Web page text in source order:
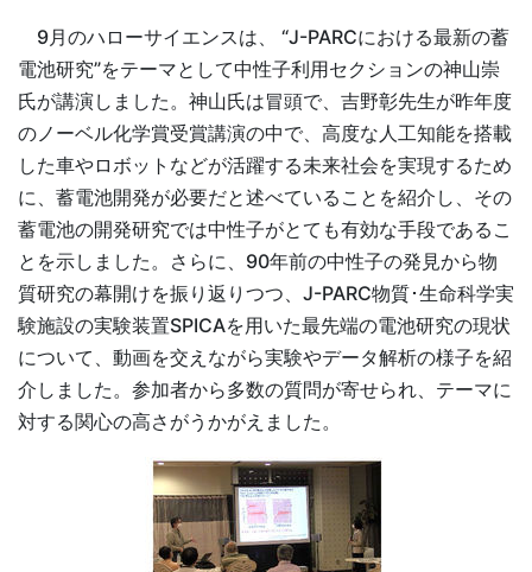
9月のハローサイエンスは、 “J-PARCにおける最新の蓄
電池研究”をテーマとして中性子利用セクションの神山崇
氏が講演しました。神山氏は冒頭で、吉野彰先生が昨年度
のノーベル化学賞受賞講演の中で、高度な人工知能を搭載
した車やロボットなどが活躍する未来社会を実現するため
に、蓄電池開発が必要だと述べていることを紹介し、その
蓄電池の開発研究では中性子がとても有効な手段であるこ
とを示しました。さらに、90年前の中性子の発見から物
質研究の幕開けを振り返りつつ、J-PARC物質･生命科学実
験施設の実験装置SPICAを用いた最先端の電池研究の現状
について、動画を交えながら実験やデータ解析の様子を紹
介しました。参加者から多数の質問が寄せられ、テーマに
対する関心の高さがうかがえました。